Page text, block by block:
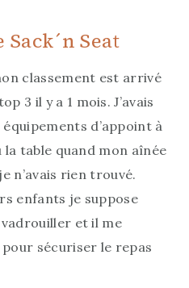
Seat
classement est arrivé
3 il y a 1 mois. J’avais
d’appoint à
table quand mon aînée
n’avais rien trouvé.
enfants je suppose
vadrouiller et il me
sécuriser le repas